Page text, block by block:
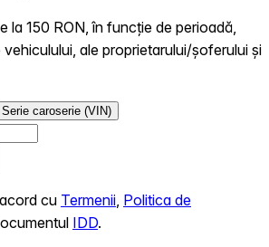
la 150 RON, în funcție de perioadă,
ale proprietarului/șoferului și
Serie caroserie (VIN)
cu Termenii Politica de
IDD.